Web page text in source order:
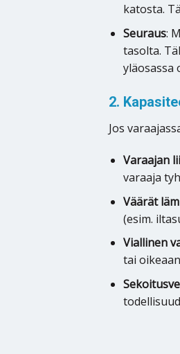
katosta.
Seuraus:
tasolta.
yläosassa
2.
Jos
Varaajan
varaaja
Väärät
(esim.
Viallinen
tai